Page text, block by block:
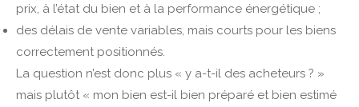
prix, à l’état du bien et à la performance énergétique ;
des délais de vente variables, mais courts pour les biens
correctement positionnés.
La question n’est donc plus « y a-t-il des acheteurs ? »
mais plutôt « mon bien est-il bien préparé et bien estimé